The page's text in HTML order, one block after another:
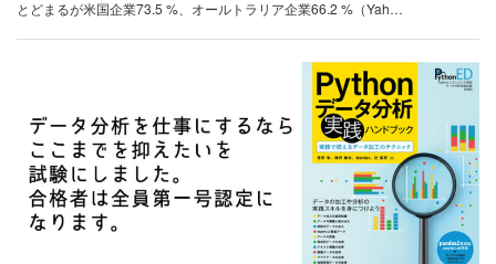
とどまるが米国企業73.5 %、オールトラリア企業66.2 %（Yah…